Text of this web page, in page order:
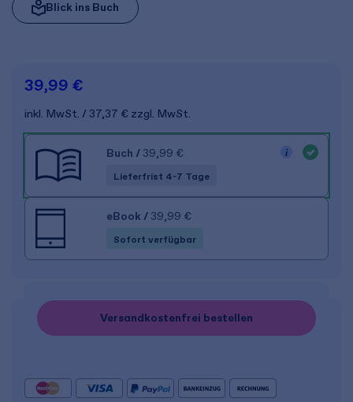
Blick ins Buch
39,99 €
inkl. MwSt. 37,37 € zzgl. MwSt.
Buch / 39,99 €
Lieferfrist 4-7 Tage
eBook / 39,99 €
Sofort verfügbar
Versandkostenfrei bestellen